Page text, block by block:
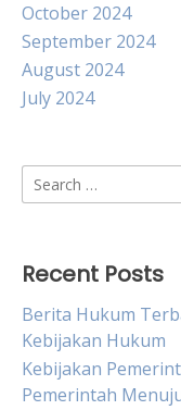
October 2024
September 2024
August 2024
July 2024
Search
for:
Recent Posts
Berita Hukum
Kebijakan Hukum
Kebijakan
Pemerintah